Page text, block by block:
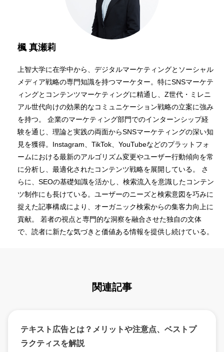
楓 真瀬莉
上智大学に在学中から、デジタルマーケティングとソーシャル
メディア戦略の専門知識を持つマーケター。特にSNSマーケテ
ィングとコンテンツマーケティングに精通し、Z世代・ミレニ
アル世代向けの効果的なコミュニケーション戦略の立案に強み
を持つ。 企業のマーケティング部門でのインターンシップ経
験を通じ、理論と実践の両面からSNSマーケティングの深い知
見を獲得。Instagram、TikTok、YouTubeなどのプラットフォ
ームにおける最新のアルゴリズム変更やユーザー行動傾向を常
に分析し、最適化されたコンテンツ戦略を展開している。 さ
らに、SEOの基礎知識を活かし、検索流入を意識したコンテン
ツ制作にも長けている。ユーザーのニーズと検索意図を巧みに
捉えた記事構成により、オーガニック検索からの集客力向上に
貢献。 若者の視点と専門的な洞察を融合させた独自の文体
で、読者に新たな気づきと価値ある情報を提供し続けている。
関連記事
テキスト広告とは？メリットや注意点、ベストプ
ラクティスを解説